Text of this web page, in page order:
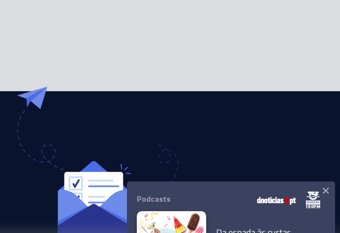
Podcasts ×